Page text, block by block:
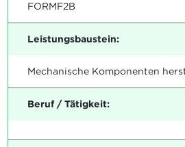
FORMF2B
Leistungsbaustein:
Mechanische Komponenten
Beruf / Tätigkeit: